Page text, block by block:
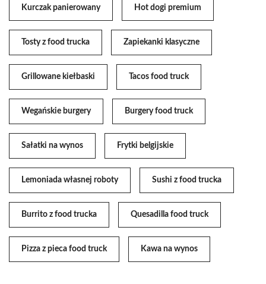
Kurczak panierowany Hot dogi premium
Tosty z food trucka Zapiekanki klasyczne
Grillowane kiełbaski Tacos food truck
Wegańskie burgery Burgery food truck
Sałatki na wynos Frytki belgijskie
Lemoniada własnej roboty Sushi z food trucka
Burrito z food trucka Quesadilla food truck
Pizza z pieca food truck Kawa na wynos